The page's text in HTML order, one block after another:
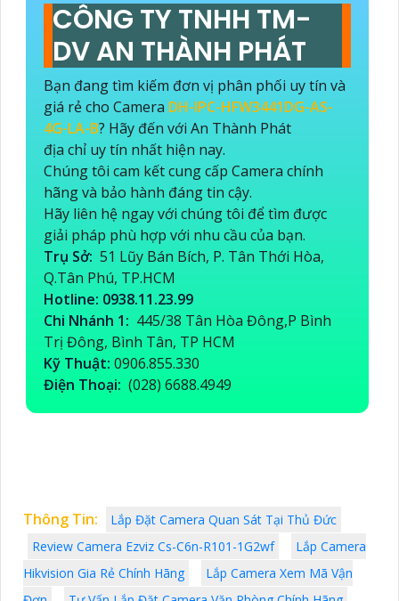
CÔNG TY TNHH TM-
DV AN THÀNH PHÁT
Bạn đang tìm kiếm đơn vị phân phối uy tín và
giá rẻ cho Camera DH-IPC-HFW3441DG-AS-
4G-LA-B? Hãy đến với An Thành Phát
địa chỉ uy tín nhất hiện nay.
Chúng tôi cam kết cung cấp Camera chính
hãng và bảo hành đáng tin cậy.
Hãy liên hệ ngay với chúng tôi để tìm được
giải pháp phù hợp với nhu cầu của bạn.
Trụ Sở: 51 Lũy Bán Bích, P. Tân Thới Hòa,
Q.Tân Phú, TP.HCM
Hotline: 0938.11.23.99
Chi Nhánh 1: 445/38 Tân Hòa Đông,P Bình
Trị Đông, Bình Tân, TP HCM
Kỹ Thuật: 0906.855.330
Điện Thoại: (028) 6688.4949
Thông Tin:
Lắp Đặt Camera Quan Sát Tại Thủ Đức
Review Camera Ezviz Cs-C6n-R101-1G2wf
Lắp Camera
Hikvision Gia Rẻ Chính Hãng
Lắp Camera Xem Mã Vận